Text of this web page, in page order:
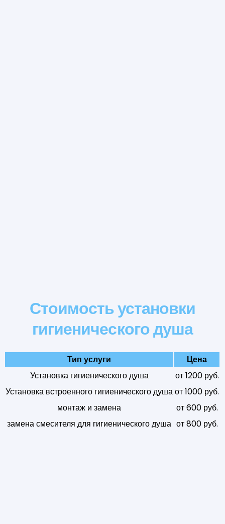
Стоимость установки
гигиенического душа
Тип услуги
Цена
Установка гигиенического душа
от 1200 руб.
Установка встроенного гигиенического душаот 1000 руб.
монтаж и замена
от 600 руб.
замена смесителя для гигиенического душа от 800 руб.